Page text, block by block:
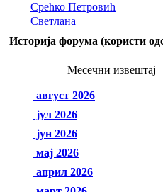
Срећко Петровић
Светлана
Историја форума (користи
Месечни извештај
август 2026
јул 2026
јун 2026
мај 2026
април 2026